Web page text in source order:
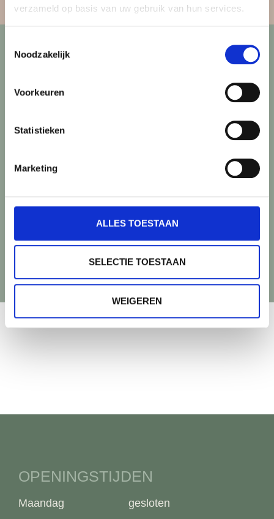
verzameld op basis van uw gebruik van hun services.
Noodzakelijk
Voorkeuren
Statistieken
Marketing
ALLES TOESTAAN
SELECTIE TOESTAAN
WEIGEREN
OPENINGSTIJDEN
Maandag
gesloten